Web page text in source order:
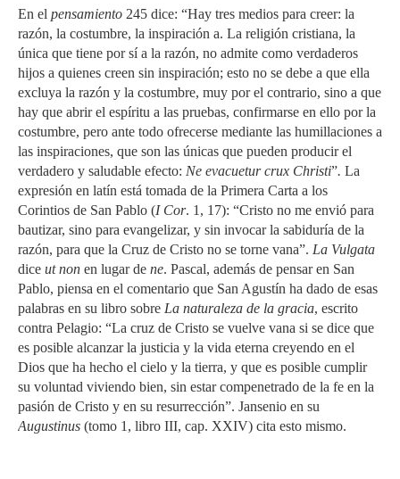
En el pensamiento 245 dice: “Hay tres medios para creer: la
razón, la costumbre, la inspiración a. La religión cristiana, la
única que tiene por sí a la razón, no admite como verdaderos
hijos a quienes creen sin inspiración; esto no se debe a que ella
excluya la razón y la costumbre, muy por el contrario, sino a que
hay que abrir el espíritu a las pruebas, confirmarse en ello por la
costumbre, pero ante todo ofrecerse mediante las humillaciones a
las inspiraciones, que son las únicas que pueden producir el
verdadero y saludable efecto: Ne evacuetur crux Christi”. La
expresión en latín está tomada de la Primera Carta a los
Corintios de San Pablo (I Cor. 1, 17): “Cristo no me envió para
bautizar, sino para evangelizar, y sin invocar la sabiduría de la
razón, para que la Cruz de Cristo no se torne vana”. La Vulgata
dice ut non en lugar de ne. Pascal, además de pensar en San
Pablo, piensa en el comentario que San Agustín ha dado de esas
palabras en su libro sobre La naturaleza de la gracia, escrito
contra Pelagio: “La cruz de Cristo se vuelve vana si se dice que
es posible alcanzar la justicia y la vida eterna creyendo en el
Dios que ha hecho el cielo y la tierra, y que es posible cumplir
su voluntad viviendo bien, sin estar compenetrado de la fe en la
pasión de Cristo y en su resurrección”. Jansenio en su
Augustinus (tomo 1, libro III, cap. XXIV) cita esto mismo.